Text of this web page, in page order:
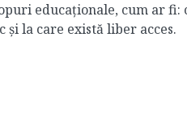
educaționale, cum ar
la care există liber acces.